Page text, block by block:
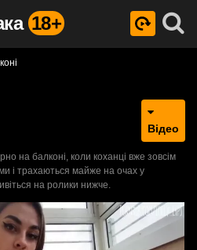
18+
Відео
на балконі, коли коханці вже зовсім
і трахаються майже на очах у
на ролики нижче.